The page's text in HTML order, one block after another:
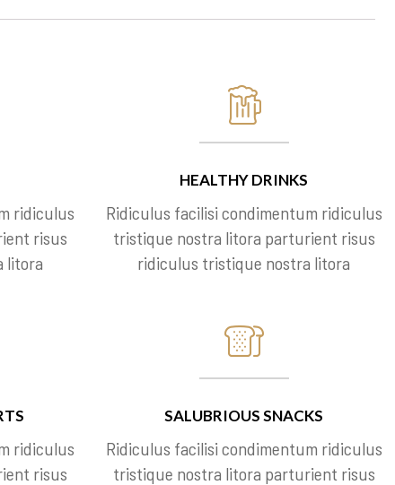
ridiculus
risus
litora
ridiculus
risus
HEALTHY DRINKS
Ridiculus facilisi condimentum ridiculus
tristique nostra litora parturient risus
ridiculus tristique nostra litora
SALUBRIOUS SNACKS
Ridiculus facilisi condimentum ridiculus
tristique nostra litora parturient risus